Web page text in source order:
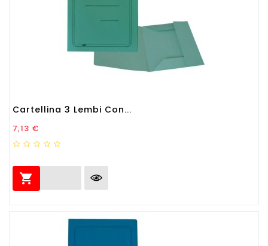
Cartellina 3 Lembi Con...
Prezzo
7,13 €
